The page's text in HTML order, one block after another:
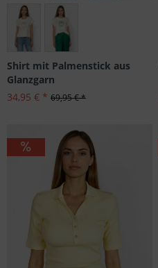
Viele Größen verfügbar
Shirt mit Palmenstick aus
Glanzgarn
34,95 € * 69,95 € *